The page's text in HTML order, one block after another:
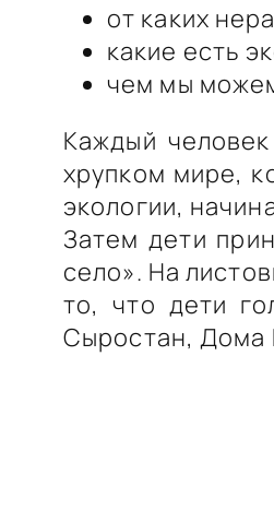
от каких
какие есть
чем мы
Каждый
хрупком мире,
экологии,
Затем дети
село». На
то, что дети
Сыростан, Дома